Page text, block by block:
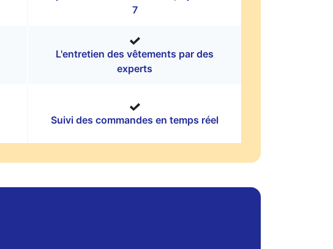
7
L'entretien des vêtements par des
experts
Suivi des commandes en temps réel